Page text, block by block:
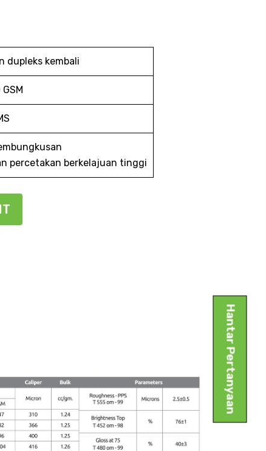
dupleks kembali
percetakan berkelajuan tinggi
KIT
Hantar Pertanyaan